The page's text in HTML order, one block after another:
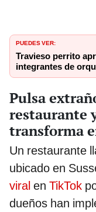
PUEDES VER:
Travieso perrito
integrantes de
Pulsa
restaurante
transforma
Un restaurante
ubicado en
viral en TikTok
dueños han